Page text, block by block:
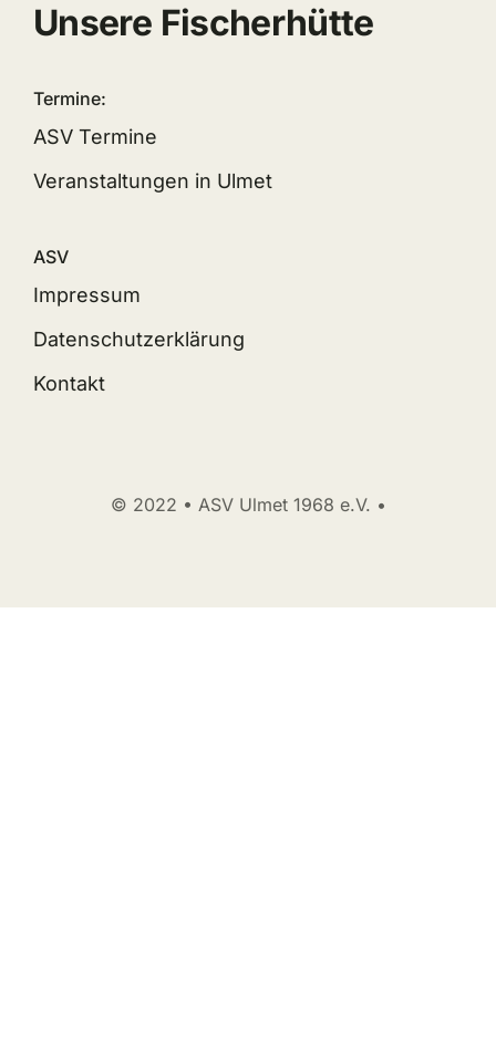
Unsere Fischerhütte
Termine:
ASV Termine
Veranstaltungen in Ulmet
ASV
Impressum
Datenschutzerklärung
Kontakt
© 2022 • ASV Ulmet 1968 e.V. •